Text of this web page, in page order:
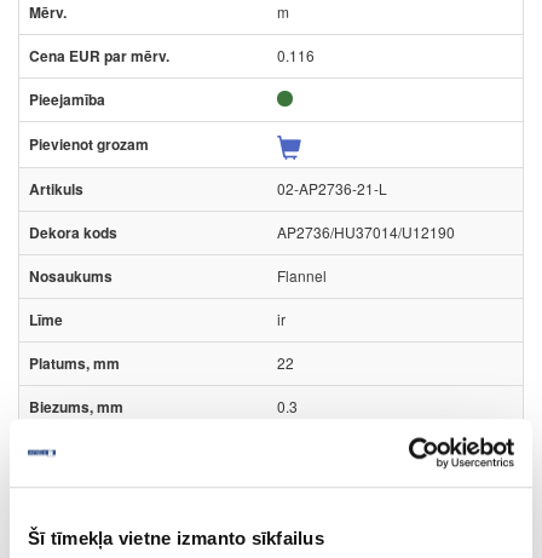
Šī tīmekļa vietne izmanto sīkfailus
m
0.116
02-AP2736-21-L
AP2736/HU37014/U12190
Flannel
ir
22
0.3
0.158